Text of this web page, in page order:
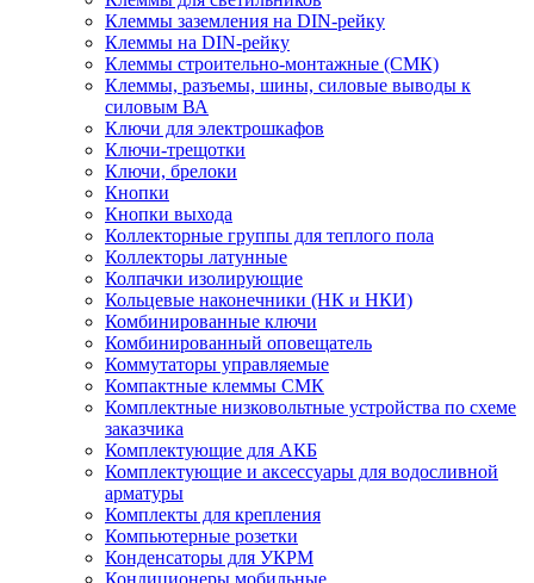
Клеммы заземления на DIN-рейку
Клеммы на DIN-рейку
Клеммы строительно-монтажные (СМК)
Клеммы, разъемы, шины, силовые выводы к
силовым ВА
Ключи для электрошкафов
Ключи-трещотки
Ключи, брелоки
Кнопки
Кнопки выхода
Коллекторные группы для теплого пола
Коллекторы латунные
Колпачки изолирующие
Кольцевые наконечники (НК и НКИ)
Комбинированные ключи
Комбинированный оповещатель
Коммутаторы управляемые
Компактные клеммы СМК
Комплектные низковольтные устройства по схеме
заказчика
Комплектующие для АКБ
Комплектующие и аксессуары для водосливной
арматуры
Комплекты для крепления
Компьютерные розетки
Конденсаторы для УКРМ
Кондиционеры мобильные